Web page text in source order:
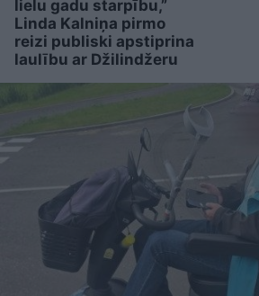
lielu gadu starpību,”
Linda Kalniņa pirmo
reizi publiski apstiprina
laulību ar Džilindžeru